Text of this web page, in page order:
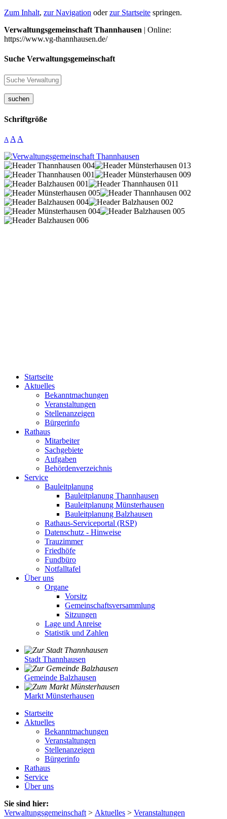
Zum Inhalt, zur Navigation oderzur Startseite springen.
Verwaltungsgemeinschaft Thannhausen | Online:
https://www.vg-thannhausen.de/
Suche Verwaltungsgemeinschaft
suchen
Schriftgröße
A A A
Startseite
Aktuelles
Bekanntmachungen
Veranstaltungen
Stellenanzeigen
Bürgerinfo
Rathaus
Mitarbeiter
Sachgebiete
Aufgaben
Behördenverzeichnis
Service
Bauleitplanung
Bauleitplanung Thannhausen
Bauleitplanung Münsterhausen
Bauleitplanung Balzhausen
Rathaus-Serviceportal (RSP)
Datenschutz - Hinweise
Trauzimmer
Friedhöfe
Fundbüro
Notfalltafel
Über uns
Organe
Vorsitz
Gemeinschaftsversammlung
Sitzungen
Lage und Anreise
Statistik und Zahlen
Stadt Thannhausen
Gemeinde Balzhausen
Markt Münsterhausen
Startseite
Aktuelles
Bekanntmachungen
Veranstaltungen
Stellenanzeigen
Bürgerinfo
Rathaus
Service
Über uns
Sie sind hier:
Verwaltungsgemeinschaft > Aktuelles > Veranstaltungen